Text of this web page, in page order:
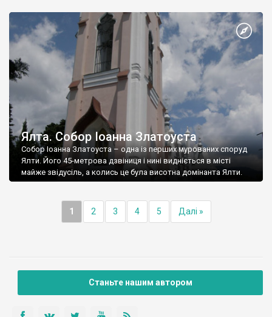
Ялта. Собор Іоанна Златоуста
Собор Іоанна Златоуста – одна із перших мурованих споруд
Ялти. Його 45-метрова дзвіниця і нині видніється в місті
майже звідусіль, а колись це була висотна домінанта Ялти.
1 2 3 4 5 Далі »
Станьте нашим автором